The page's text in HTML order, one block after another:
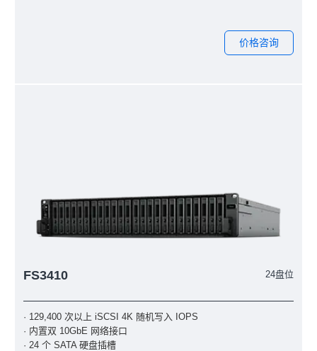
价格咨询
FS3410 24盘位
· 129,400 次以上 iSCSI 4K 随机写入 IOPS
· 内置双 10GbE 网络接口
· 24 个 SATA 硬盘插槽